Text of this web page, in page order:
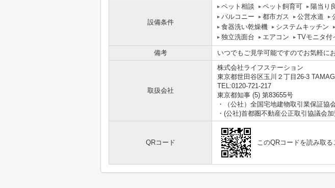
設備条件
ペット相談 ペット飼育可 陽当り
バルコニー
都市ガス 公営水道
食器洗い乾燥機
システムキッチン
独立洗面台
エアコン TVモニタ付
備考 いつでもご見学可能ですのでお気軽に
取扱会社
株式会社ライフステーション
東京都世田谷区玉川２丁目26-3
TEL:0120-721-217
東京都知事 (5) 第83655号
・（公社）全国宅地建物取引業保証協
・(公社)首都圏不動産公正取引協議会加
QRコード このQRコードを読み取る